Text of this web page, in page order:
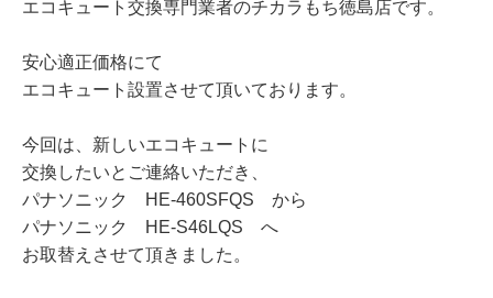
エコキュート交換専門業者のチカラもち徳島店です。
安心適正価格にて
エコキュート設置させて頂いております。
今回は、新しいエコキュートに
交換したいとご連絡いただき、
パナソニック HE-460SFQS から
パナソニック HE-S46LQS へ
お取替えさせて頂きました。